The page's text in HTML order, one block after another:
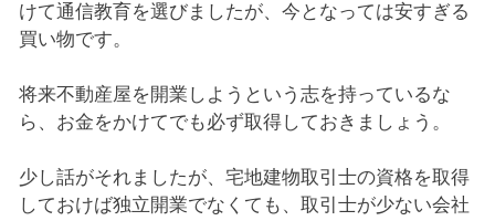
けて通信教育を選びましたが、今となっては安すぎる
買い物です。
将来不動産屋を開業しようという志を持っているな
ら、お金をかけてでも必ず取得しておきましょう。
少し話がそれましたが、宅地建物取引士の資格を取得
しておけば独立開業でなくても、取引士が少ない会社